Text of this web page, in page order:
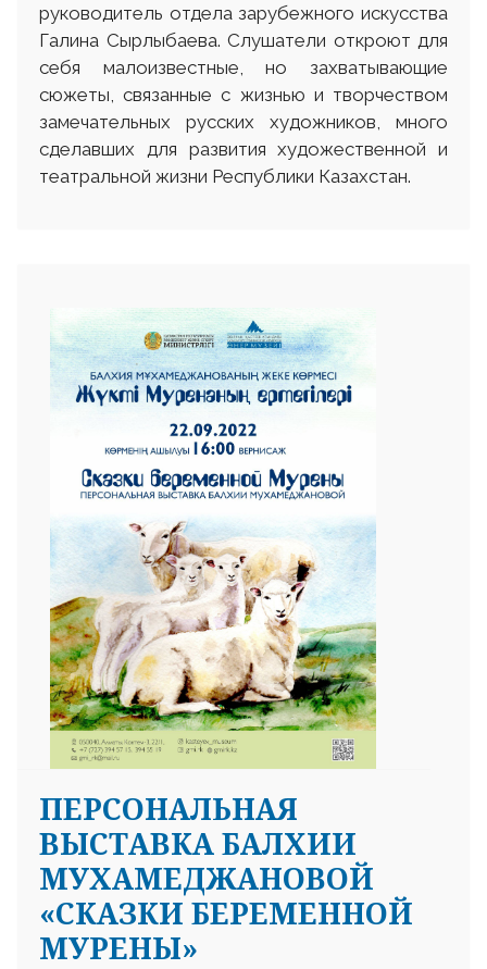
руководитель отдела зарубежного искусства
Галина Сырлыбаева. Слушатели откроют для
себя малоизвестные, но захватывающие
сюжеты, связанные с жизнью и творчеством
замечательных русских художников, много
сделавших для развития художественной и
театральной жизни Республики Казахстан.
ПЕРСОНАЛЬНАЯ
ВЫСТАВКА БАЛХИИ
МУХАМЕДЖАНОВОЙ
«СКАЗКИ БЕРЕМЕННОЙ
МУРЕНЫ»